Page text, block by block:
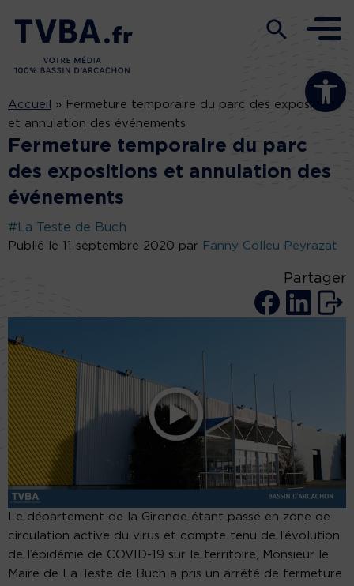
Ouvrir la
Accueil » Fermeture temporaire du parc des expositions
et annulation des événements
Fermeture temporaire du parc
des expositions et annulation des
événements
#La Teste de Buch
Publié le 11 septembre 2020 par Fanny Colleu Peyrazat
Partager
Le département de la Gironde étant passé en zone de
circulation active du virus et compte tenu de l’évolution
de l’épidémie de COVID-19 sur le territoire, Monsieur le
Maire de La Teste de Buch a pris un arrêté de fermeture